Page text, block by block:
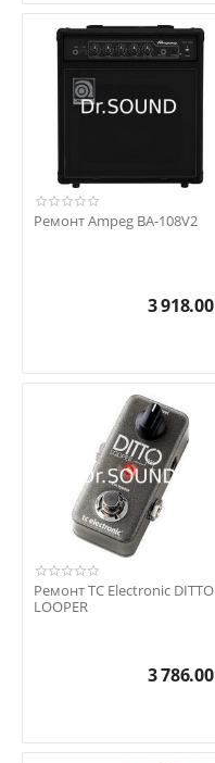
Ремонт Ampeg BA-108V2
3 918.00
Ремонт TC Electronic DITTO
LOOPER
3 786.00